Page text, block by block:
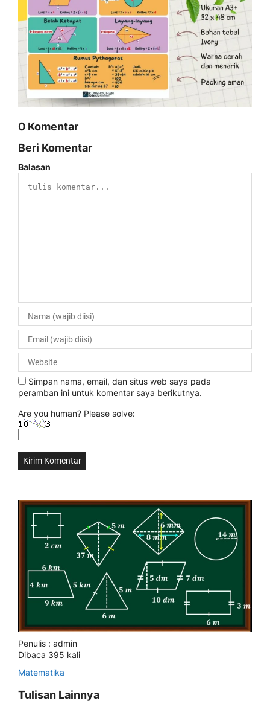
0 Komentar
Beri Komentar
Balasan
Simpan nama, email, dan situs web saya pada
peramban ini untuk komentar saya berikutnya.
Are you human? Please solve:
Penulis : admin
Dibaca 395 kali
Matematika
Tulisan Lainnya